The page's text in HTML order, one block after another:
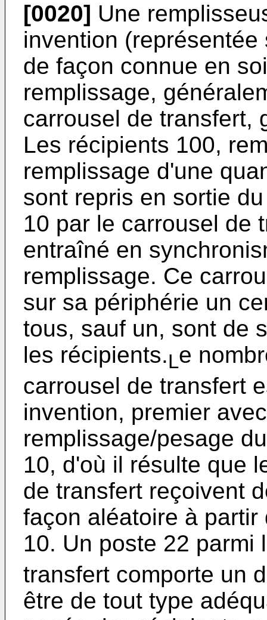
[0020] Une
invention
de façon connue en
remplissage,
carrousel de transfert,
Les récipients 100,
remplissage d'une
sont repris en sortie
10 par le carrousel de
entraîné en
remplissage. Ce
sur sa périphérie un
tous, sauf un, sont de
les récipients.Le
carrousel de transfert
invention, premier
remplissage/pesage
10, d'où il résulte que
de transfert reçoivent
façon aléatoire à
10. Un poste 22 parmi
transfert comporte un
être de tout type